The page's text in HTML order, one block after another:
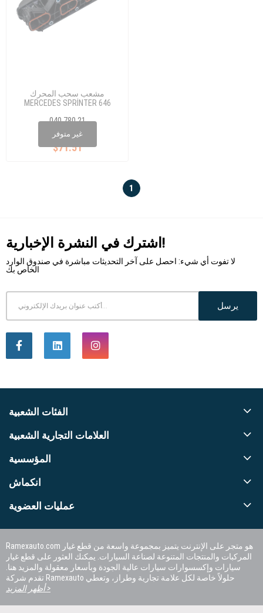
غير متوفر
مشعب سحب المحرك
MERCEDES SPRİNTER 646
040 780 21
$71.51
A 64 6090 1637
1
اشترك في النشرة الإخبارية!
لا تفوت أي شيء: احصل على آخر التحديثات مباشرة في صندوق الوارد
الخاص بك
يرسل
الفئات الشعبية
العلامات التجارية الشعبية
المؤسسية
انكماش
عمليات العضوية
Ramexauto.com هو متجر على الإنترنت يتميز بمجموعة واسعة من قطع غيار
المركبات والمنتجات المتنوعة لصناعة السيارات. يمكنك العثور على قطع غيار
سيارات وإكسسوارات سيارات عالية الجودة وبأسعار معقولة والمزيد هنا.
تقدم شركة Ramexauto حلولاً خاصة لكل علامة تجارية وطراز، وتعطي
أظهر المزيد >